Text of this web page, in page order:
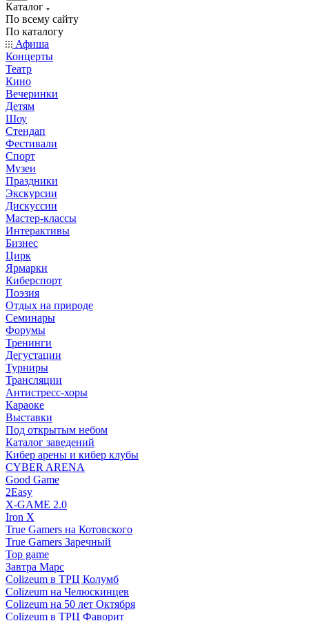
Каталог
По всему сайту
По каталогу
Афиша
Концерты
Театр
Кино
Вечеринки
Детям
Шоу
Стендап
Фестивали
Спорт
Музеи
Праздники
Экскурсии
Дискуссии
Мастер-классы
Интерактивы
Бизнес
Цирк
Ярмарки
Киберспорт
Поэзия
Отдых на природе
Семинары
Форумы
Тренинги
Дегустации
Турниры
Трансляции
Антистресс-хоры
Караоке
Выставки
Под открытым небом
Каталог заведений
Кибер арены и кибер клубы
CYBER ARENA
Good Game
2Easy
X-GAME 2.0
Iron X
True Gamers на Котовского
True Gamers Заречный
Top game
Завтра Марс
Colizeum в ТРЦ Колумб
Colizeum на Челюскинцев
Colizeum на 50 лет Октября
Colizeum в ТРЦ Фаворит